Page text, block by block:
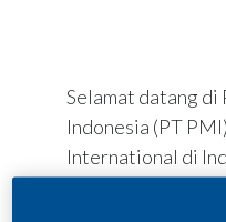
Selamat datang
Indonesia (PT
International di